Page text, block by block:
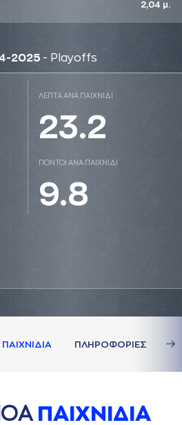
2,04 μ.
2025 - Playoffs
ΛΕΠΤΑ ΑΝΑ ΠΑΙΧΝΙΔΙ
23.2
ΠΟΝΤΟΙ ΑΝΑ ΠΑΙΧΝΙΔΙ
9.8
ΠAΙΧΝΙΔΙA ΠΛΗΡΟΦΟΡΙΕΣ
ΠAΙΧΝΙΔΙA